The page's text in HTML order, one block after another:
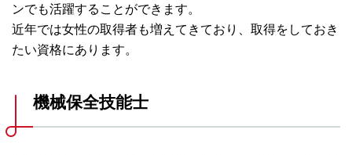
ンでも活躍することができます。
近年では女性の取得者も増えてきており、取得をしておき
たい資格にあります。
機械保全技能士